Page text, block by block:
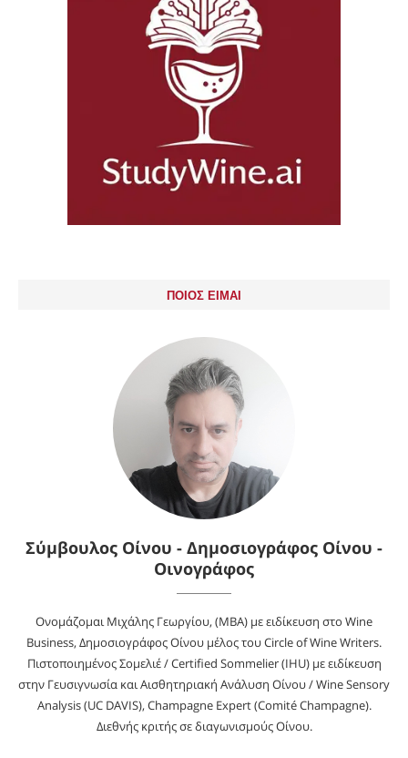
ΠΟΙΟΣ ΕΙΜΑΙ
Σύμβουλος Οίνου - Δημοσιογράφος Οίνου -
Οινογράφος
Ονομάζομαι Μιχάλης Γεωργίου, (MBA) με ειδίκευση στο Wine
Business, Δημοσιογράφος Οίνου μέλος του Circle of Wine Writers.
Πιστοποιημένος Σομελιέ / Certified Sommelier (IHU) με ειδίκευση
στην Γευσιγνωσία και Αισθητηριακή Ανάλυση Οίνου / Wine Sensory
Analysis (UC DAVIS), Champagne Expert (Comité Champagne).
Διεθνής κριτής σε διαγωνισμούς Οίνου.